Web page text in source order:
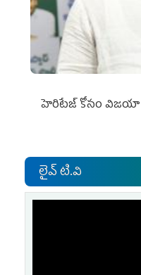
హెరిటేజ్ కోసం విజయా
లైవ్ టి.వి